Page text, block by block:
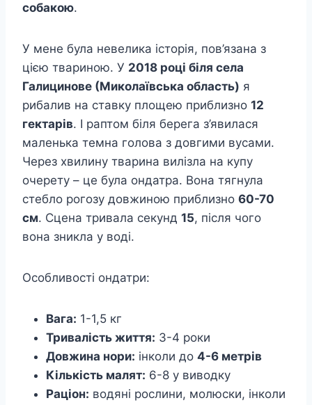
собакою.
У мене була невелика історія, пов’язана з
цією твариною. У 2018 році біля села
Галицинове (Миколаївська область) я
рибалив на ставку площею приблизно 12
гектарів. І раптом біля берега з’явилася
маленька темна голова з довгими вусами.
Через хвилину тварина вилізла на купу
очерету – це була ондатра. Вона тягнула
стебло рогозу довжиною приблизно 60-70
см. Сцена тривала секунд 15, після чого
вона зникла у воді.
Особливості ондатри:
Вага: 1-1,5 кг
Тривалість життя: 3-4 роки
Довжина нори: інколи до 4-6 метрів
Кількість малят: 6-8 у виводку
Раціон: водяні рослини, молюски, інколи